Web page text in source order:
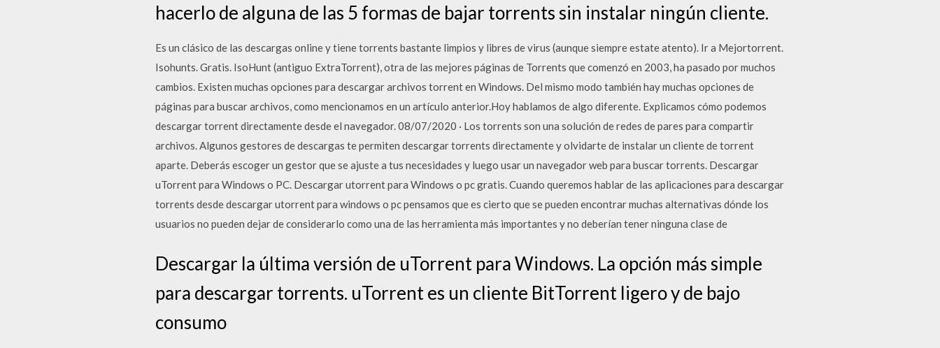
hacerlo de alguna de las 5 formas de bajar torrents sin instalar ningún cliente.
Es un clásico de las descargas online y tiene torrents bastante limpios y libres de virus (aunque siempre estate atento). Ir a Mejortorrent.
Isohunts. Gratis. IsoHunt (antiguo ExtraTorrent), otra de las mejores páginas de Torrents que comenzó en 2003, ha pasado por muchos
cambios. Existen muchas opciones para descargar archivos torrent en Windows. Del mismo modo también hay muchas opciones de
páginas para buscar archivos, como mencionamos en un artículo anterior.Hoy hablamos de algo diferente. Explicamos cómo podemos
descargar torrent directamente desde el navegador. 08/07/2020 · Los torrents son una solución de redes de pares para compartir
archivos. Algunos gestores de descargas te permiten descargar torrents directamente y olvidarte de instalar un cliente de torrent
aparte. Deberás escoger un gestor que se ajuste a tus necesidades y luego usar un navegador web para buscar torrents. Descargar
uTorrent para Windows o PC. Descargar utorrent para Windows o pc gratis. Cuando queremos hablar de las aplicaciones para descargar
torrents desde descargar utorrent para windows o pc pensamos que es cierto que se pueden encontrar muchas alternativas dónde los
usuarios no pueden dejar de considerarlo como una de las herramienta más importantes y no deberían tener ninguna clase de
Descargar la última versión de uTorrent para Windows. La opción más simple
para descargar torrents. uTorrent es un cliente BitTorrent ligero y de bajo
consumo